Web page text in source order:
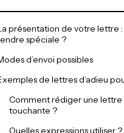
présentation de votre lettre
spéciale ?
d’envoi possibles
de lettres d’adieu
Comment rédiger une lettre
touchante ?
Quelles expressions utiliser ?